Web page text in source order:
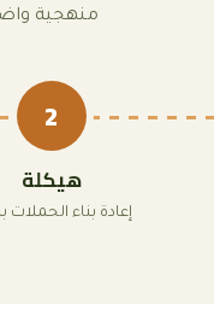
منهجية
2
هيكلة
إعادة بناء الحملات